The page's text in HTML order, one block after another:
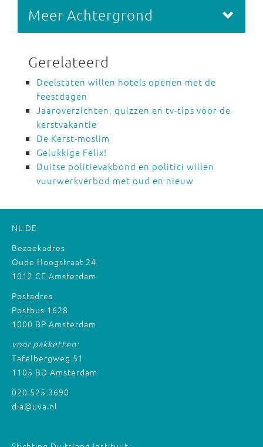
Meer Achtergrond
Gerelateerd
Deelstaten willen hotels openen met de
feestdagen
Jaaroverzichten, quizzen en tv-tips voor de
kerstvakantie
De Kerst-moslim
Gelukkige Felix!
Duitse politievakbond en politici willen
vuurwerkverbod met oud en nieuw
NL DE
Bezoekadres
Oude Hoogstraat 24
1012 CE Amsterdam
Postadres
Postbus 1628
1000 BP Amsterdam
voor pakketten:
Tafelbergweg 51
1105 BD Amsterdam
020 525 3690
dia@uva.nl